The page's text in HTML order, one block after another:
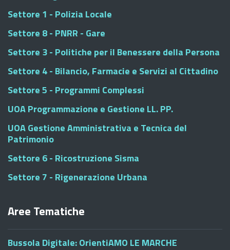
Settore 1 - Polizia Locale
Settore 8 - PNRR - Gare
Settore 3 - Politiche per il Benessere della Persona
Settore 4 - Bilancio, Farmacie e Servizi al Cittadino
Settore 5 - Programmi Complessi
UOA Programmazione e Gestione LL. PP.
UOA Gestione Amministrativa e Tecnica del
Patrimonio
Settore 6 - Ricostruzione Sisma
Settore 7 - Rigenerazione Urbana
Aree Tematiche
Bussola Digitale: OrientiAMO LE MARCHE